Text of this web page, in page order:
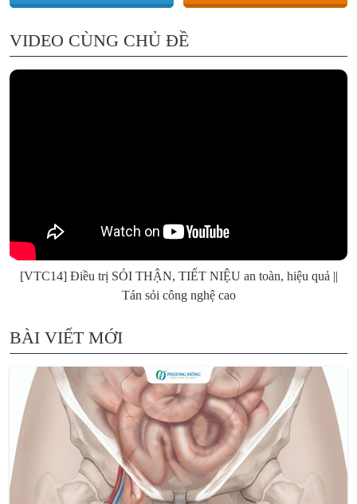
VIDEO CÙNG CHỦ ĐỀ
[VTC14] Điều trị SỎI THẬN, TIẾT NIỆU an toàn, hiệu quả ||
Tán sỏi công nghệ cao
BÀI VIẾT MỚI